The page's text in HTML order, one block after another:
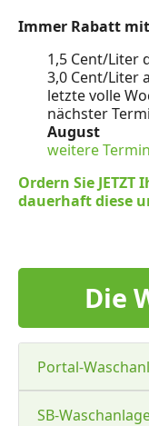
Immer Rabatt
1,5 Cent/Liter
3,0 Cent/Liter
letzte volle
nächster
August
weitere
Ordern Sie
dauerhaft diese
Die
Portal-
SB-